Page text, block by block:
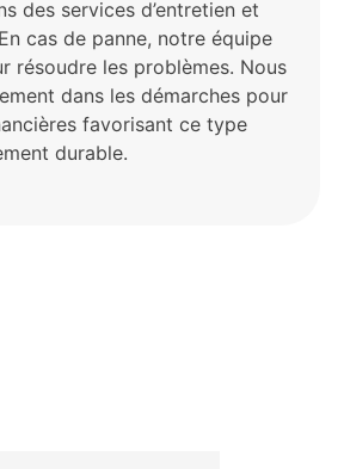
des services d’entretien et
cas de panne, notre équipe
résoudre les problèmes. Nous
dans les démarches pour
favorisant ce type
durable.